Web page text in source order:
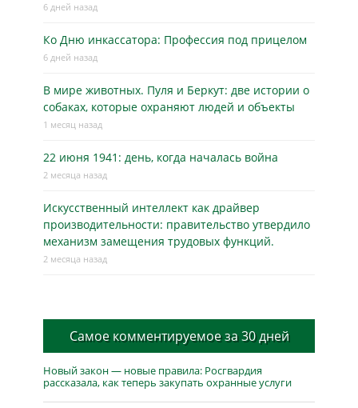
6 дней назад
Ко Дню инкассатора: Профессия под прицелом
6 дней назад
В мире животных. Пуля и Беркут: две истории о
собаках, которые охраняют людей и объекты
1 месяц назад
22 июня 1941: день, когда началась война
2 месяца назад
Искусственный интеллект как драйвер
производительности: правительство утвердило
механизм замещения трудовых функций.
2 месяца назад
Самое комментируемое за 30 дней
Новый закон — новые правила: Росгвардия
рассказала, как теперь закупать охранные услуги